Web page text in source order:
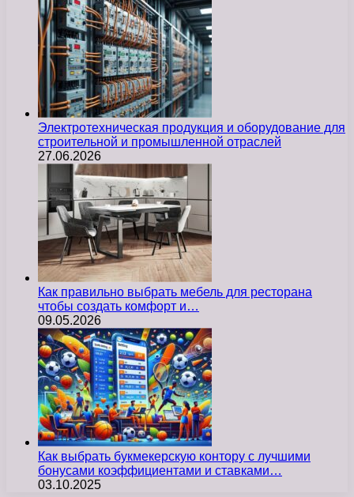
Электротехническая продукция и оборудование для
строительной и промышленной отраслей
27.06.2026
Как правильно выбрать мебель для ресторана
чтобы создать комфорт и…
09.05.2026
Как выбрать букмекерскую контору с лучшими
бонусами коэффициентами и ставками…
03.10.2025